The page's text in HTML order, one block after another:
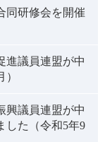
同研修会を開催
進議員連盟が中
興議員連盟が中
した（令和5年9